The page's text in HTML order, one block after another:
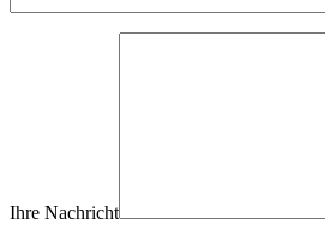
Ihre Nachricht